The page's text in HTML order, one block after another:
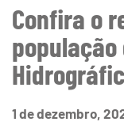
Confira o
população
1 de dezembro,